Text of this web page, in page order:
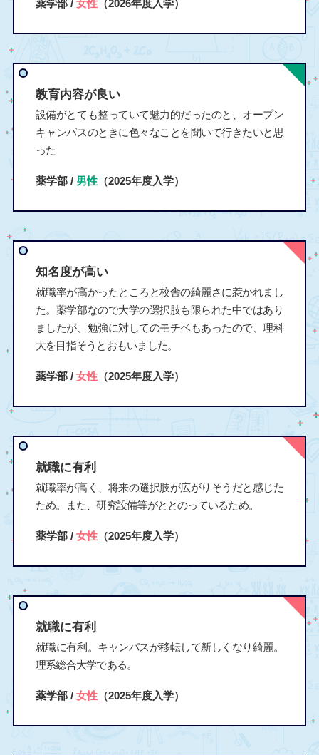
薬学部 / 女性（2026年度入学）
教育内容が良い
設備がとても整っていて魅力的だったのと、オープン
キャンパスのときに色々なことを聞いて行きたいと思
った
薬学部 / 男性（2025年度入学）
知名度が高い
就職率が高かったところと校舎の綺麗さに惹かれまし
た。薬学部なので大学の選択肢も限られた中ではあり
ましたが、勉強に対してのモチベもあったので、理科
大を目指そうとおもいました。
薬学部 / 女性（2025年度入学）
就職に有利
就職率が高く、将来の選択肢が広がりそうだと感じた
ため。また、研究設備等がととのっているため。
薬学部 / 女性（2025年度入学）
就職に有利
就職に有利。キャンパスが移転して新しくなり綺麗。
理系総合大学である。
薬学部 / 女性（2025年度入学）